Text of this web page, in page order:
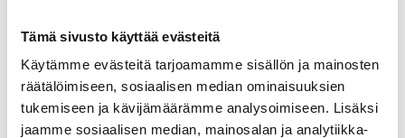
Tämä sivusto käyttää evästeitä
Käytämme evästeitä tarjoamamme sisällön ja mainosten
räätälöimiseen, sosiaalisen median ominaisuuksien
tukemiseen ja kävijämäärämme analysoimiseen. Lisäksi
jaamme sosiaalisen median, mainosalan ja analytiikka-